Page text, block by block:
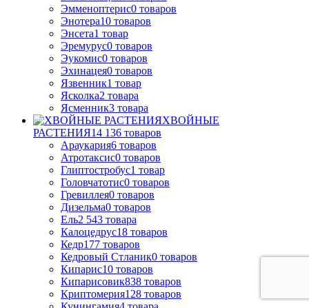
Эмменоптерис0 товаров
Энотера10 товаров
Энсета1 товар
Эремурус0 товаров
Эукомис0 товаров
Эхинацея0 товаров
Язвенник1 товар
Ясколка2 товара
Ясменник3 товара
ХВОЙНЫЕ
РАСТЕНИЯ14 136 товаров
Араукария6 товаров
Атротаксис0 товаров
Глиптостробус1 товар
Головчатотис0 товаров
Гревиллея0 товаров
Дизельма0 товаров
Ель2 543 товара
Калоцедрус18 товаров
Кедр177 товаров
Кедровый Стланик0 товаров
Кипарис10 товаров
Кипарисовик838 товаров
Криптомерия128 товаров